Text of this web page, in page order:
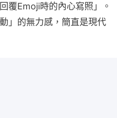
覆Emoji時的內心寫照」。
」的無力感，簡直是現代